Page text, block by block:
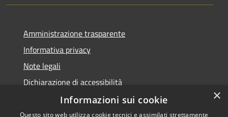
Amministrazione trasparente
Informativa privacy
Note legali
Dichiarazione di accessibilità
×
Informazioni sui cookie
Questo sito web utilizza cookie tecnici e assimilati strettamente